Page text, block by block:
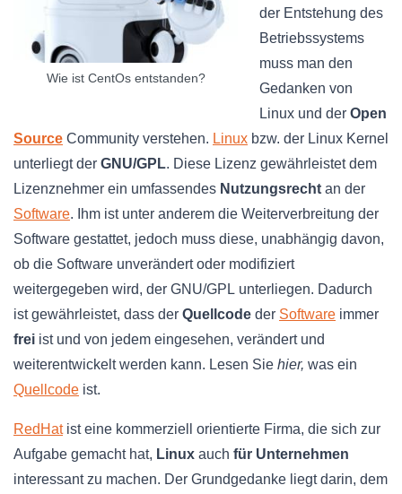
Wie ist CentOs entstanden?
der Entstehung des
Betriebssystems
muss man den
Gedanken von
Linux und der Open
Source Community verstehen. Linux bzw. der Linux Kernel
unterliegt der GNU/GPL. Diese Lizenz gewährleistet dem
Lizenznehmer ein umfassendes Nutzungsrecht an der
Software. Ihm ist unter anderem die Weiterverbreitung der
Software gestattet, jedoch muss diese, unabhängig davon,
ob die Software unverändert oder modifiziert
weitergegeben wird, der GNU/GPL unterliegen. Dadurch
ist gewährleistet, dass der Quellcode der Software immer
frei ist und von jedem eingesehen, verändert und
weiterentwickelt werden kann. Lesen Sie hier, was ein
Quellcode ist.
RedHatist eine kommerziell orientierte Firma, die sich zur
Aufgabe gemacht hat, Linux auch für Unternehmen
interessant zu machen. Der Grundgedanke liegt darin, dem